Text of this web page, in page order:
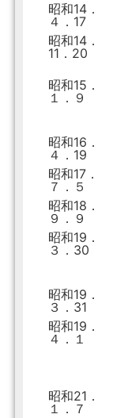
昭和14．
４．17
昭和14．
11．20
昭和15．
１．９
昭和16．
４．19
昭和17．
７．５
昭和18．
９．９
昭和19．
３．30
昭和19．
３．31
昭和19．
４．１
昭和21．
１．７